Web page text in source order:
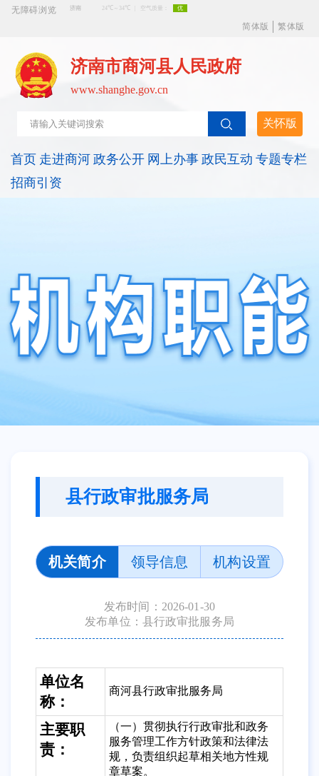
无障碍浏览
简体版
繁体版
济南市商河县人民政府
www.shanghe.gov.cn
关怀版
首页 走进商河 政务公开 网上办事 政民互动 专题专栏
招商引资
县行政审批服务局
机关简介 领导信息 机构设置
发布时间：2026-01-30
发布单位：县行政审批服务局
单位名
称：
商河县行政审批服务局
主要职
责：
（一）贯彻执行行政审批和政务
服务管理工作方针政策和法律法
规，负责组织起草相关地方性规
章草案。